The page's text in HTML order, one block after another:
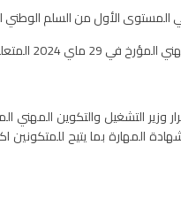
المستوىالأول من السلم الوطني
الإجراءات لضبط الإجراءات والشروط المستوجبة.
المهارة بما يتيح